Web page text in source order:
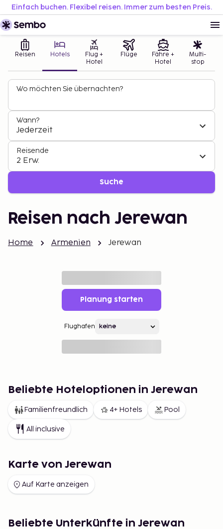
Einfach buchen. Flexibel reisen. Immer zum besten Preis.
Reisen Hotels
Flug +
Hotel
Flüge
Fähre +
Hotel
Multi-
stop
Wo möchten Sie übernachten?
Wann?
Jederzeit
Reisende
2 Erw.
Suche
Reisen nach Jerewan
Home Armenien Jerewan
Planung starten
Flughafen
Beliebte Hoteloptionen in Jerewan
Familienfreundlich 4+ Hotels Pool
All inclusive
Karte von Jerewan
Auf Karte anzeigen
Beliebte Unterkünfte in Jerewan